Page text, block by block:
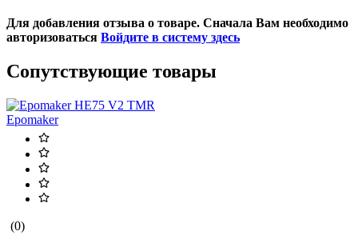
Для добавления отзыва о товаре. Сначала Вам необходимо
авторизоваться Войдите в систему здесь
Сопутствующие товары
Epomaker
(0)